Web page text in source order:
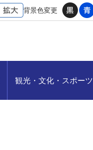
背景色変更
観光・文化・スポーツ